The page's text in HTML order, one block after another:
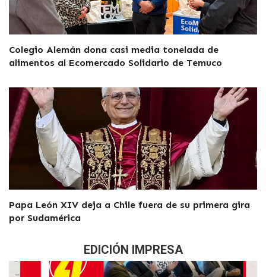
Colegio Alemán dona casi media tonelada de
alimentos al Ecomercado Solidario de Temuco
Papa León XIV deja a Chile fuera de su primera gira
por Sudamérica
EDICIÓN IMPRESA